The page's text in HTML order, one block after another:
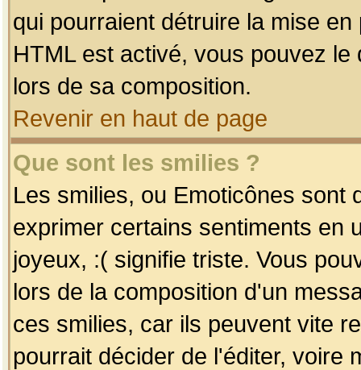
qui pourraient détruire la mise
HTML est activé, vous pouvez
lors de sa composition.
Revenir en haut de page
Que sont les smilies ?
Les smilies, ou Emoticônes sont
exprimer certains sentiments en
joyeux, :( signifie triste. Vous
lors de la composition d'un
ces smilies, car ils peuvent vite
pourrait décider de l'éditer, voire